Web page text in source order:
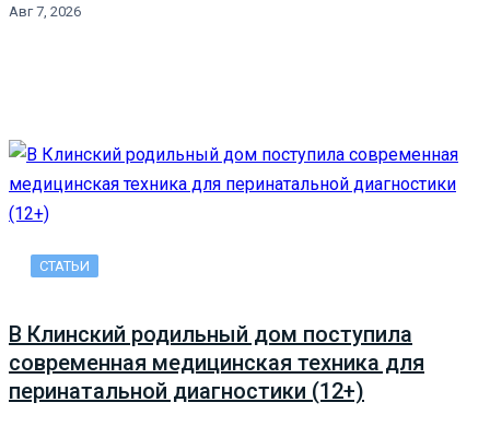
Авг 7, 2026
СТАТЬИ
В Клинский родильный дом поступила
современная медицинская техника для
перинатальной диагностики (12+)